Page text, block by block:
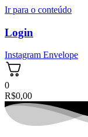
Ir para o conteúdo
Login
Instagram Envelope
0
R$0,00